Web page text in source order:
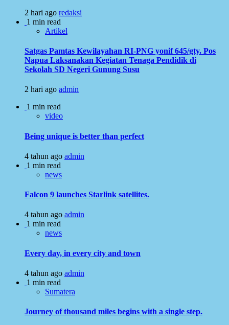
2 hari ago redaksi
1 min read
Artikel
Satgas Pamtas Kewilayahan RI-PNG yonif 645/gty. Pos
Napua Laksanakan Kegiatan Tenaga Pendidik di
Sekolah SD Negeri Gunung Susu
2 hari ago admin
1 min read
video
Being unique is better than perfect
4 tahun ago admin
1 min read
news
Falcon 9 launches Starlink satellites.
4 tahun ago admin
1 min read
news
Every day, in every city and town
4 tahun ago admin
1 min read
Sumatera
Journey of thousand miles begins with a single step.